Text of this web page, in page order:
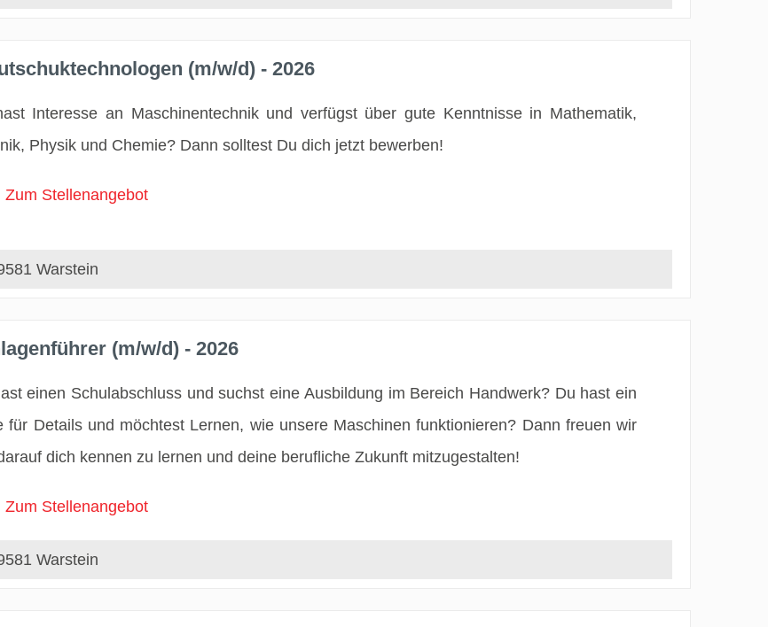
(m/w/d) - 2026
Interesse an Maschinentechnik und verfügst über gute Kenntnisse in Mathematik,
Physik und Chemie? Dann solltest Du dich jetzt bewerben!
Stellenangebot
Warstein
(m/w/d) - 2026
einen Schulabschluss und suchst eine Ausbildung im Bereich Handwerk? Du hast ein
für Details und möchtest Lernen, wie unsere Maschinen funktionieren? Dann freuen wir
dich kennen zu lernen und deine berufliche Zukunft mitzugestalten!
Stellenangebot
Warstein